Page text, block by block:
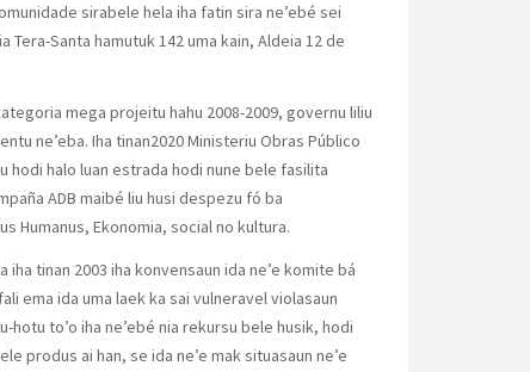
sirabele hela iha fatin sira ne’ebé sei
Santa hamutuk 142 uma kain, Aldeia 12 de
mega projeitu hahu 2008-2009, governu liliu
ne’eba. Iha tinan2020 Ministeriu Obras Público
hodi halo luan estrada hodi nune bele fasilita
ADB maibé liu husi despezu fó ba
Humanus, Ekonomia, social no kultura.
tinan 2003 iha konvensaun ida ne’e komite bá
ema ida uma laek ka sai vulneravel violasaun
to’o iha ne’ebé nia rekursu bele husik, hodi
produs ai han, se ida ne’e mak situasaun ne’e